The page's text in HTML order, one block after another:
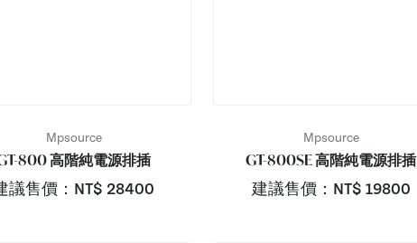
Mpsource
800 高階純電源排插
議售價：NT$ 28400
Mpsource
GT-800SE 高階純電源排插
建議售價：NT$ 19800